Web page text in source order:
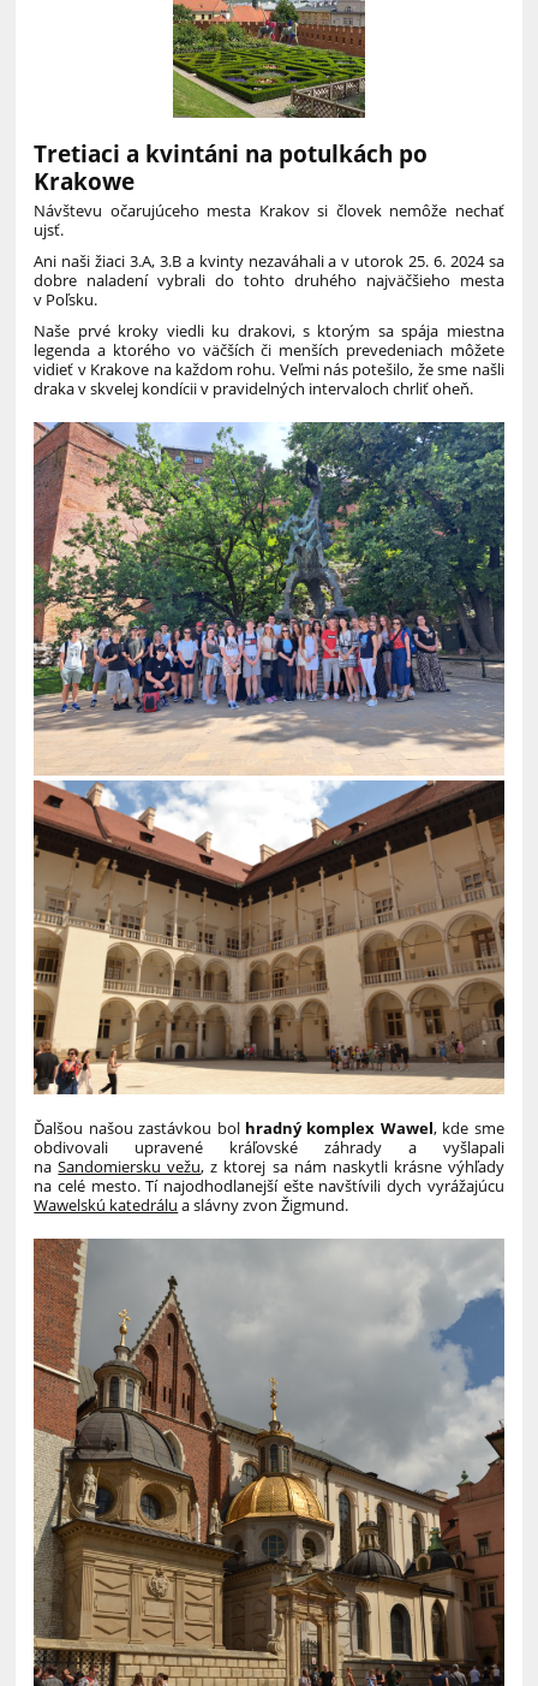
Tretiaci a kvintáni na potulkách po
Krakowe
Návštevu očarujúceho mesta Krakov si človek nemôže nechať
ujsť.
Ani naši žiaci 3.A, 3.B a kvinty nezaváhali a v utorok 25. 6. 2024 sa
dobre naladení vybrali do tohto druhého najväčšieho mesta
v Poľsku.
Naše prvé kroky viedli ku drakovi, s ktorým sa spája miestna
legenda a ktorého vo väčších či menších prevedeniach môžete
vidieť v Krakove na každom rohu. Veľmi nás potešilo, že sme našli
draka v skvelej kondícii v pravidelných intervaloch chrliť oheň.
Ďalšou našou zastávkou bol hradný komplex Wawel, kde sme
obdivovali upravené kráľovské záhrady a vyšlapali
naSandomiersku vežu, z ktorej sa nám naskytli krásne výhľady
na celé mesto. Tí najodhodlanejší ešte navštívili dych vyrážajúcu
Wawelskú katedrálu a slávny zvon Žigmund.